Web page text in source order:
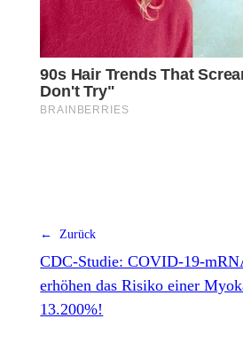
← Zurück
CDC-Studie: COVID-19-
erhöhen das Risiko einer
13.200%!